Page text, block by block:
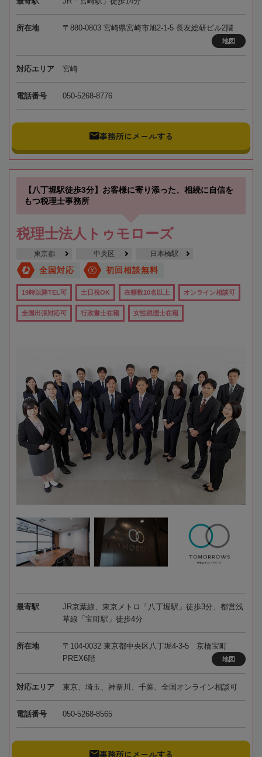
所在地 〒880-0803 宮崎県宮崎市旭2-1-5 長友総研ビル2階
地図
対応エリア 宮崎
電話番号 050-5268-8776
事務所にメールする
【八丁堀駅徒歩3分】お客様に寄り添った、相続に自信を
もつ税理士事務所
税理士法人トゥモローズ
東京都 中央区 日本橋駅
全国対応 初回相談無料
19時以降TEL可 土日祝OK 在籍数10名以上 オンライン相談可
全国出張対応可 行政書士在籍 女性税理士在籍
最寄駅
JR京葉線、東京メトロ「八丁堀駅」徒歩3分、都営浅
草線「宝町駅」徒歩4分
所在地
〒104-0032 東京都中央区八丁堀4-3-5 京橋宝町
PREX6階
地図
対応エリア 東京、埼玉、神奈川、千葉、全国オンライン相談可
電話番号 050-5268-8565
事務所にメールする